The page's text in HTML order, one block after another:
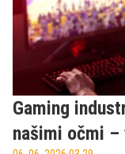
Gaming
našimi očmi